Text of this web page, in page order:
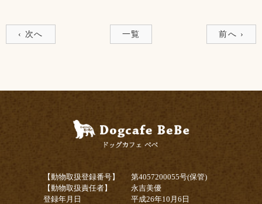
‹ 次へ 前へ ›
一覧
【動物取扱登録番号】
第4057200055号(保管)
【動物取扱責任者】
永吉美優
登録年月日
平成26年10月6日